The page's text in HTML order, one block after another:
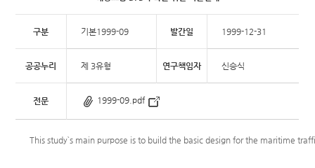
구분 기본1999-09 발간일 1999-12-31
공공누리 제 3유형 연구책임자 신승식
전문 1999-09.pdf
This study`s main purpose is to build the basic design for the maritime